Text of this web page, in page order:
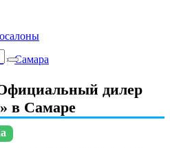
» Самара
дилер
в Самаре